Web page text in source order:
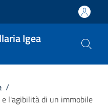
Igea
/
l'agibilità di un immobile